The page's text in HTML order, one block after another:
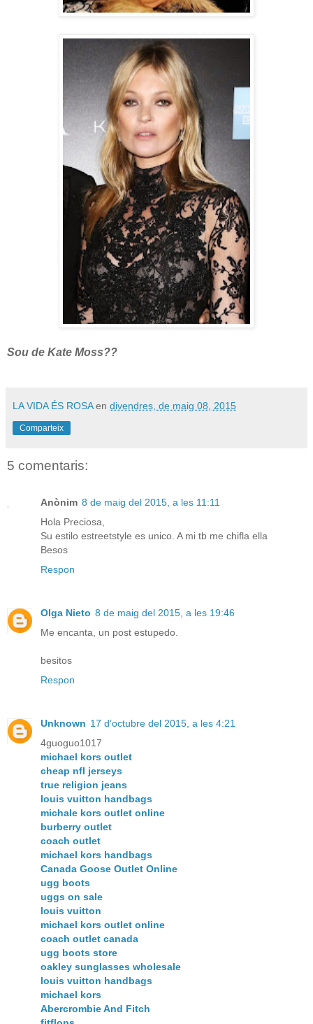
Sou de Kate Moss??
LA VIDA ÉS ROSA en divendres, de maig 08, 2015
Comparteix
5 comentaris:
Anònim 8 de maig del 2015, a les 11:11
Hola Preciosa,
Su estilo estreetstyle es unico. A mi tb me chifla ella
Besos
Respon
Olga Nieto 8 de maig del 2015, a les 19:46
Me encanta, un post estupedo.
besitos
Respon
Unknown 17 d’octubre del 2015, a les 4:21
4guoguo1017
michael kors outlet
cheap nfl jerseys
true religion jeans
louis vuitton handbags
michale kors outlet online
burberry outlet
coach outlet
michael kors handbags
Canada Goose Outlet Online
ugg boots
uggs on sale
louis vuitton
michael kors outlet online
coach outlet canada
ugg boots store
oakley sunglasses wholesale
louis vuitton handbags
michael kors
Abercrombie And Fitch